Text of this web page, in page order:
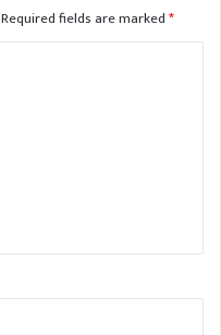
Required fields are marked*